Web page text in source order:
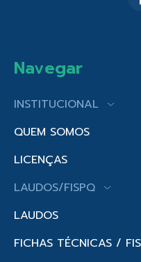
Navegar
INSTITUCIONAL
QUEM SOMOS
LICENÇAS
LAUDOS/FISPQ
LAUDOS
FICHAS TÉCNICAS /